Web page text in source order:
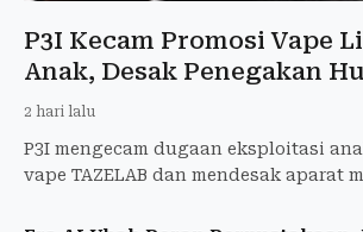
P3I Kecam Promosi Vape
Anak, Desak Penegakan
2 hari lalu
P3I mengecam dugaan eksploitasi
vape TAZELAB dan mendesak aparat